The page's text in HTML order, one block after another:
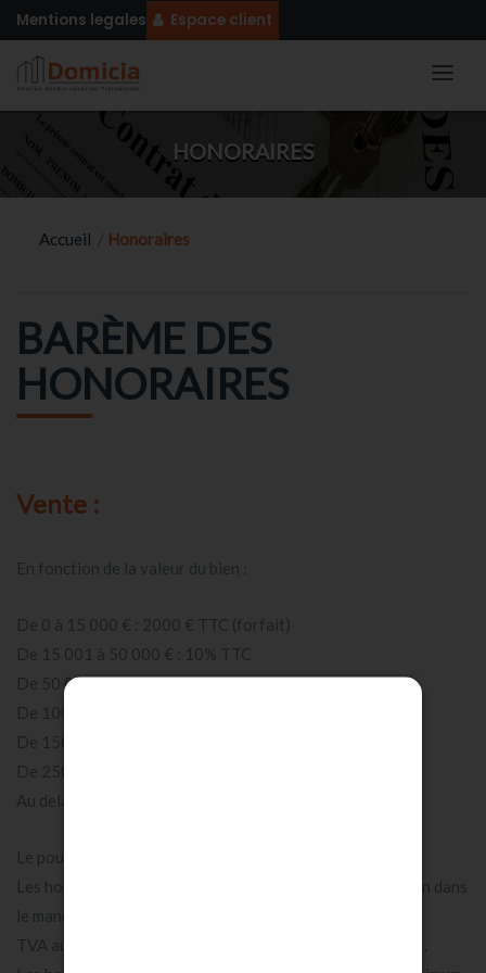
Mentions legales Espace client
estimer
gestion
locative
gestion
de
copropriété
HONORAIRES
Accueil / Honoraires
BARÈME DES
HONORAIRES
Vente :
En fonction de la valeur du bien :
De 0 à 15 000 € : 2000 € TTC (forfait)
De 15 001 à 50 000 € : 10% TTC
De 50 001 € à 100 000€ : 9% TTC
De 100 001 € à 150 000 € : 8% TTC
De 150 001 € à 250 000 € : 7% TTC
De 250 001 € à 500 000 € : 6% TTC
Au delà de 500 000 € : 5% TTC
Le pourcentage s'applique sur le prix de vente.
Les honoraires sont à la charge du mandant sauf précision dans
le mandat.
TVA au taux en vigueur au jour de la signature du contrat.